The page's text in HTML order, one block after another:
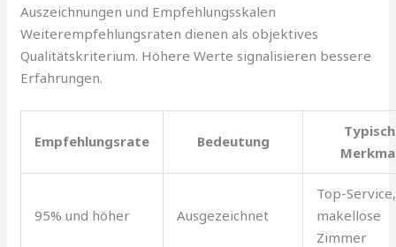
Auszeichnungen und Empfehlungsskalen
Weiterempfehlungsraten dienen als objektives
Qualitätskriterium. Höhere Werte signalisieren bessere
Erfahrungen.
Empfehlungsrate Bedeutung
95% und höher Ausgezeichnet
Top-Service,
makellose
Zimmer